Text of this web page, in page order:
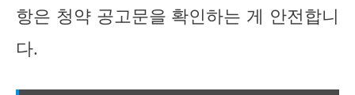
항은 청약 공고문을 확인하는 게 안전합니
다.